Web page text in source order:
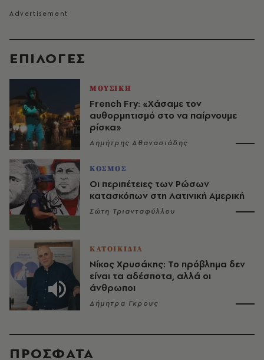
EΠΙΛΟΓΈΣ
ΜΟΥΣΙΚΗ
French Fry: «Χάσαμε τον
αυθορμητισμό στο να παίρνουμε
ρίσκα»
Δημήτρης Αθανασιάδης
ΚΟΣΜΟΣ
Οι περιπέτειες των Ρώσων
κατασκόπων στη Λατινική Αμερική
Σώτη Τριανταφύλλου
ΚΑΤΟΙΚΙΔΙΑ
Νίκος Χρυσάκης: Το πρόβλημα δεν
είναι τα αδέσποτα, αλλά οι
άνθρωποι
Δήμητρα Γκρους
ΠΡΟΣΦΑΤΑ